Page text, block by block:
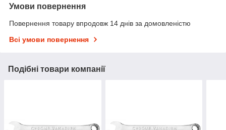
Умови повернення
Повернення товару впродовж 14 днів за домовленістю
Всі умови повернення
Подібні товари компанії